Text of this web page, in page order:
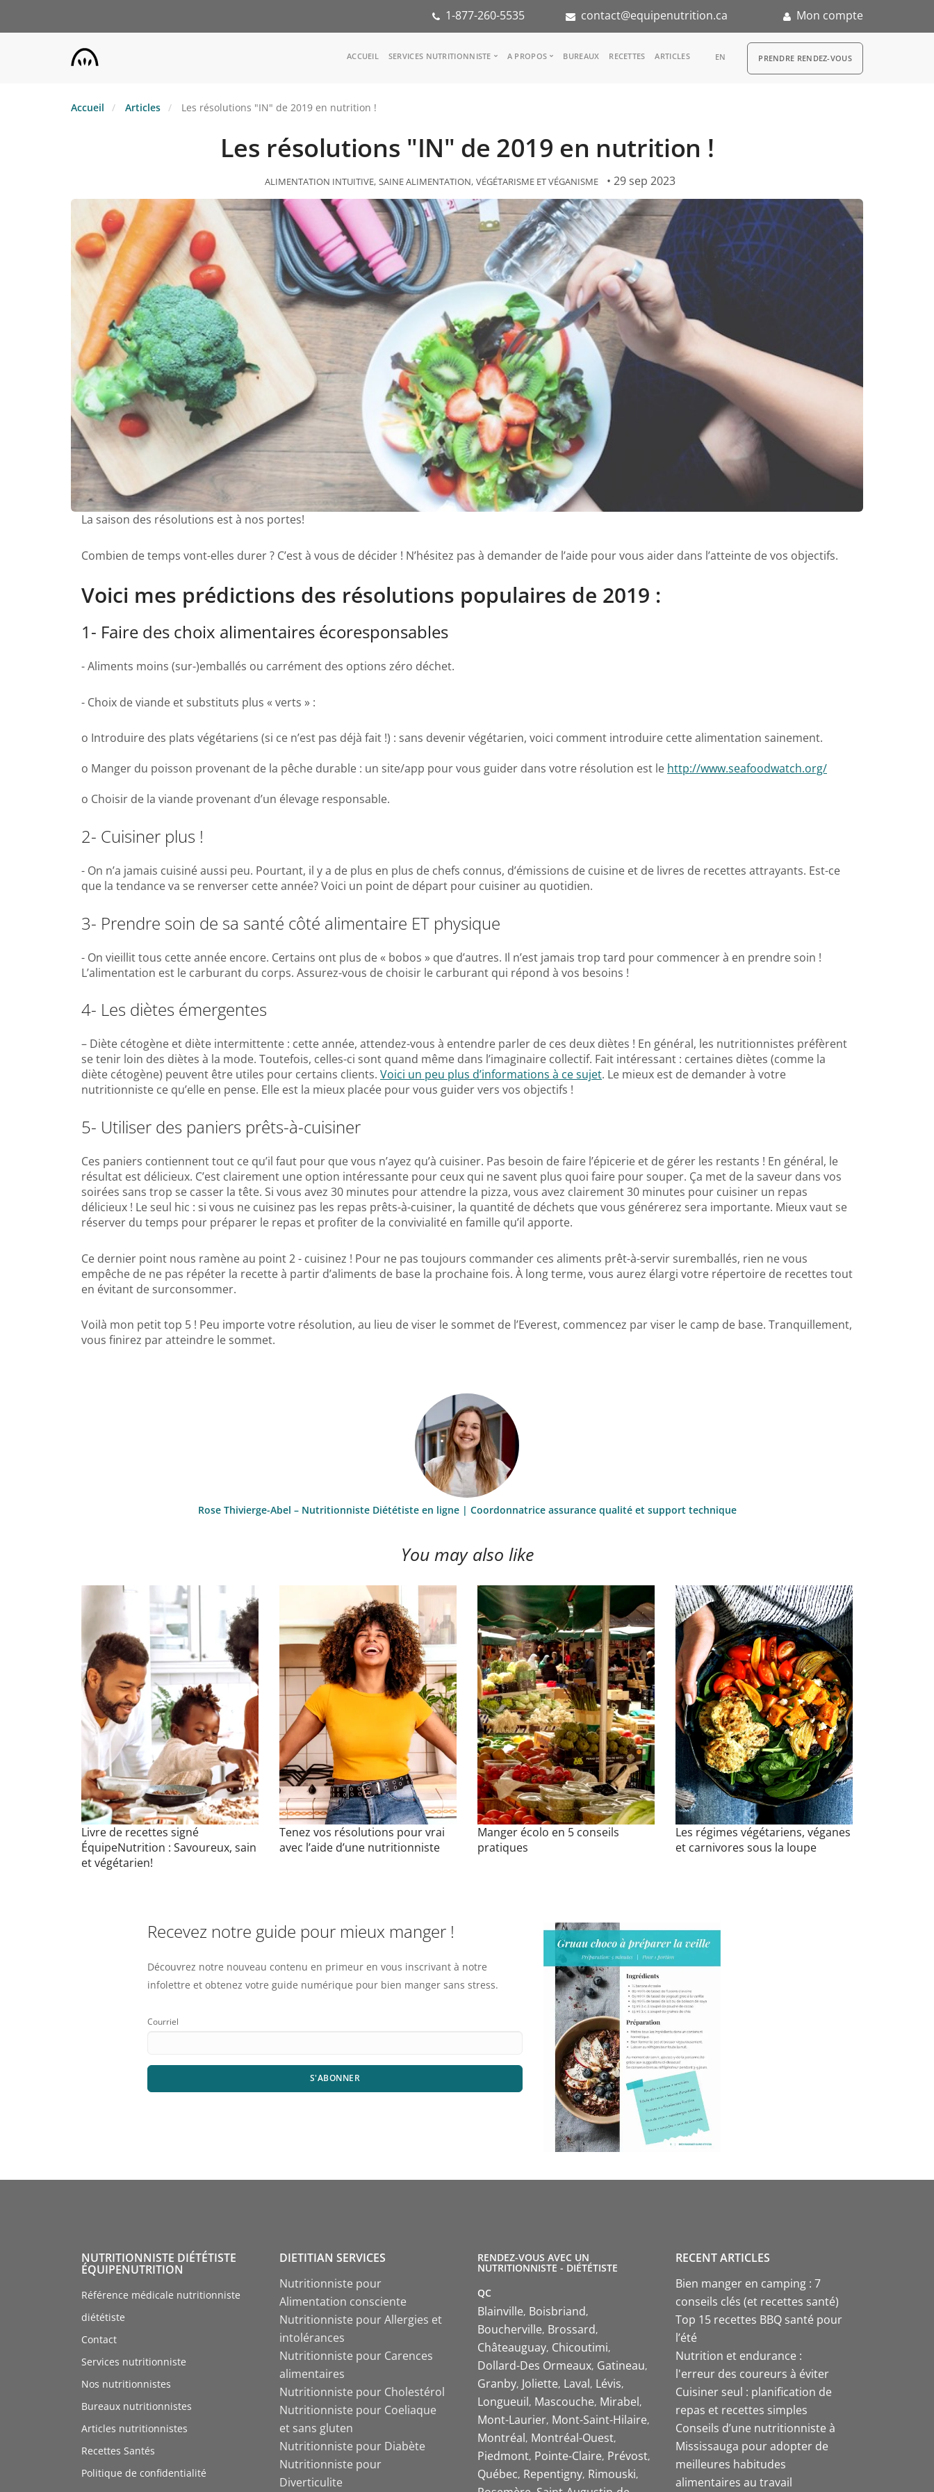
1-877-260-5535 contact@equipenutrition.ca Mon compte
Main
ACCUEIL SERVICES NUTRITIONNISTE
Groupes d'inspiration
KoalaPro
A PROPOS
Partenaires
Stage en nutrition
Carrières
BUREAUX RECETTES ARTICLES EN RDV
PRENDRE RENDEZ-VOUS
Accueil Articles Les résolutions "IN" de 2019 en nutrition !
Les résolutions "IN" de 2019 en nutrition !
ALIMENTATION INTUITIVE SAINE ALIMENTATION VÉGÉTARISME ET VÉGANISME • 29 sep 2023
La saison des résolutions est à nos portes!
Combien de temps vont-elles durer ? C’est à vous de décider ! N’hésitez pas à demander de l’aide pour vous aider dans l’atteinte de vos objectifs.
Voici mes prédictions des résolutions populaires de 2019 :
1- Faire des choix alimentaires écoresponsables
- Aliments moins (sur-)emballés ou carrément des options zéro déchet.
- Choix de viande et substituts plus « verts » :
o Introduire des plats végétariens (si ce n’est pas déjà fait !) : sans devenir végétarien, voici comment introduire cette alimentation sainement.
o Manger du poisson provenant de la pêche durable : un site/app pour vous guider dans votre résolution est le http://www.seafoodwatch.org/
o Choisir de la viande provenant d’un élevage responsable.
2- Cuisiner plus !
- On n’a jamais cuisiné aussi peu. Pourtant, il y a de plus en plus de chefs connus, d’émissions de cuisine et de livres de recettes attrayants. Est-ce
que la tendance va se renverser cette année? Voici un point de départ pour cuisiner au quotidien.
3- Prendre soin de sa santé côté alimentaire ET physique
- On vieillit tous cette année encore. Certains ont plus de « bobos » que d’autres. Il n’est jamais trop tard pour commencer à en prendre soin !
L’alimentation est le carburant du corps. Assurez-vous de choisir le carburant qui répond à vos besoins !
4- Les diètes émergentes
– Diète cétogène et diète intermittente : cette année, attendez-vous à entendre parler de ces deux diètes ! En général, les nutritionnistes préfèrent
se tenir loin des diètes à la mode. Toutefois, celles-ci sont quand même dans l’imaginaire collectif. Fait intéressant : certaines diètes (comme la
diète cétogène) peuvent être utiles pour certains clients. Voici un peu plus d’informations à ce sujet. Le mieux est de demander à votre
nutritionniste ce qu’elle en pense. Elle est la mieux placée pour vous guider vers vos objectifs !
5- Utiliser des paniers prêts-à-cuisiner
Ces paniers contiennent tout ce qu’il faut pour que vous n’ayez qu’à cuisiner. Pas besoin de faire l’épicerie et de gérer les restants ! En général, le
résultat est délicieux. C’est clairement une option intéressante pour ceux qui ne savent plus quoi faire pour souper. Ça met de la saveur dans vos
soirées sans trop se casser la tête. Si vous avez 30 minutes pour attendre la pizza, vous avez clairement 30 minutes pour cuisiner un repas
délicieux ! Le seul hic : si vous ne cuisinez pas les repas prêts-à-cuisiner, la quantité de déchets que vous générerez sera importante. Mieux vaut se
réserver du temps pour préparer le repas et profiter de la convivialité en famille qu’il apporte.
Ce dernier point nous ramène au point 2 - cuisinez ! Pour ne pas toujours commander ces aliments prêt-à-servir suremballés, rien ne vous
empêche de ne pas répéter la recette à partir d’aliments de base la prochaine fois. À long terme, vous aurez élargi votre répertoire de recettes tout
en évitant de surconsommer.
Voilà mon petit top 5 ! Peu importe votre résolution, au lieu de viser le sommet de l’Everest, commencez par viser le camp de base. Tranquillement,
vous finirez par atteindre le sommet.
Rose Thivierge-Abel – Nutritionniste Diététiste en ligne | Coordonnatrice assurance qualité et support technique
You may also like
Livre de recettes signé
ÉquipeNutrition : Savoureux, sain
et végétarien!
Tenez vos résolutions pour vrai
avec l’aide d’une nutritionniste
Manger écolo en 5 conseils
pratiques
Les régimes végétariens, véganes
et carnivores sous la loupe
Recevez notre guide pour mieux manger !
Découvrez notre nouveau contenu en primeur en vous inscrivant à notre
infolettre et obtenez votre guide numérique pour bien manger sans stress.
Courriel
S'ABONNER
NUTRITIONNISTE DIÉTÉTISTE
ÉQUIPENUTRITION
Référence médicale nutritionniste
diététiste
Contact
Services nutritionniste
Nos nutritionnistes
Bureaux nutritionnistes
Articles nutritionnistes
Recettes Santés
Politique de confidentialité
DIETITIAN SERVICES
Nutritionniste pour
Alimentation consciente
Nutritionniste pour Allergies et
intolérances
Nutritionniste pour Carences
alimentaires
Nutritionniste pour Cholestérol
Nutritionniste pour Coeliaque
et sans gluten
Nutritionniste pour Diabète
Nutritionniste pour
Diverticulite
RENDEZ-VOUS AVEC UN
NUTRITIONNISTE - DIÉTÉTISTE
QC
Blainville Boisbriand
Boucherville Brossard
Châteauguay Chicoutimi
Dollard-Des Ormeaux Gatineau
Granby Joliette Laval Lévis
Longueuil Mascouche Mirabel
Mont-Laurier Mont-Saint-Hilaire
Montréal Montréal-Ouest
Piedmont Pointe-Claire Prévost
Québec Repentigny Rimouski
RECENT ARTICLES
Bien manger en camping : 7
conseils clés (et recettes santé)
Top 15 recettes BBQ santé pour
l’été
Nutrition et endurance :
l'erreur des coureurs à éviter
Cuisiner seul : planification de
repas et recettes simples
Conseils d’une nutritionniste à
Mississauga pour adopter de
meilleures habitudes
alimentaires au travail